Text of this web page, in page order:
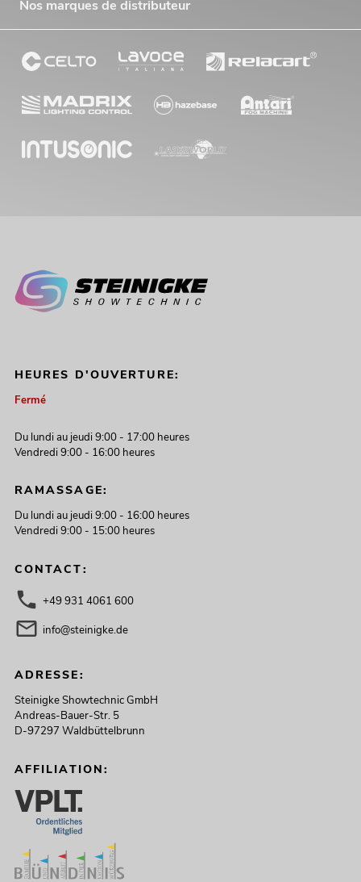
Nos marques de distributeur
HEURES D'OUVERTURE:
Fermé
Du lundi au jeudi 9:00 - 17:00 heures
Vendredi 9:00 - 16:00 heures
RAMASSAGE:
Du lundi au jeudi 9:00 - 16:00 heures
Vendredi 9:00 - 15:00 heures
CONTACT:
+49 931 4061 600
info@steinigke.de
ADRESSE:
Steinigke Showtechnic GmbH
Andreas-Bauer-Str. 5
D-97297 Waldbüttelbrunn
AFFILIATION: